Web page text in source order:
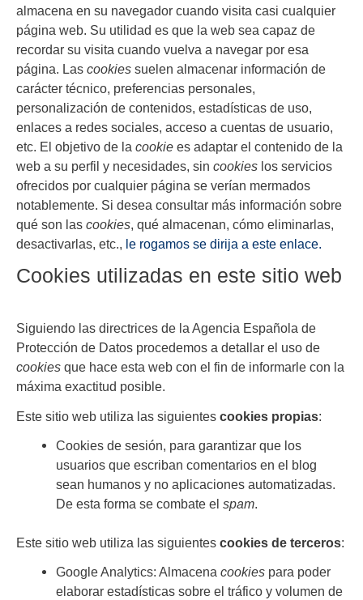
almacena en su navegador cuando visita casi cualquier
página web. Su utilidad es que la web sea capaz de
recordar su visita cuando vuelva a navegar por esa
página. Las cookies suelen almacenar información de
carácter técnico, preferencias personales,
personalización de contenidos, estadísticas de uso,
enlaces a redes sociales, acceso a cuentas de usuario,
etc. El objetivo de la cookie es adaptar el contenido de la
web a su perfil y necesidades, sin cookies los servicios
ofrecidos por cualquier página se verían mermados
notablemente. Si desea consultar más información sobre
qué son las cookies, qué almacenan, cómo eliminarlas,
desactivarlas, etc., le rogamos se dirija a este enlace.
Cookies utilizadas en este sitio web
Siguiendo las directrices de la Agencia Española de
Protección de Datos procedemos a detallar el uso de
cookies que hace esta web con el fin de informarle con la
máxima exactitud posible.
Este sitio web utiliza las siguientes cookies propias:
Cookies de sesión, para garantizar que los
usuarios que escriban comentarios en el blog
sean humanos y no aplicaciones automatizadas.
De esta forma se combate elspam.
Este sitio web utiliza las siguientes cookies de terceros:
Google Analytics: Almacenacookies para poder
elaborar estadísticas sobre el tráfico y volumen de